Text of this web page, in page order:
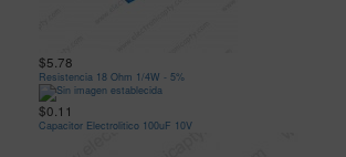
$5.78
Resistencia 18 Ohm 1/4W - 5%
$0.11
Capacitor Electrolitico 100uF 10V